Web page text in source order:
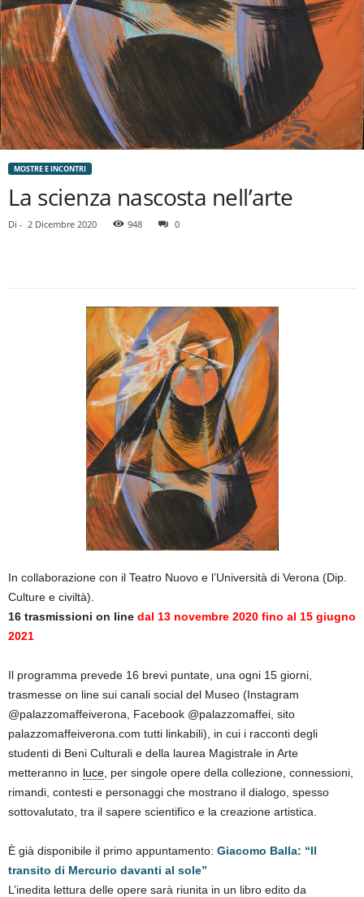
MOSTRE E INCONTRI
La scienza nascosta nell’arte
Di - 2 Dicembre 2020 948 0
In collaborazione con il Teatro Nuovo e l’Università di Verona (Dip.
Culture e civiltà).
16 trasmissioni on line dal 13 novembre 2020 fino al 15 giugno
2021
Il programma prevede 16 brevi puntate, una ogni 15 giorni,
trasmesse on line sui canali social del Museo (Instagram
@palazzomaffeiverona, Facebook @palazzomaffei, sito
palazzomaffeiverona.com tutti linkabili), in cui i racconti degli
studenti di Beni Culturali e della laurea Magistrale in Arte
metteranno in luce , per singole opere della collezione, connessioni,
rimandi, contesti e personaggi che mostrano il dialogo, spesso
sottovalutato, tra il sapere scientifico e la creazione artistica.
È già disponibile il primo appuntamento: Giacomo Balla: “Il
transito di Mercurio davanti al sole”
L’inedita lettura delle opere sarà riunita in un libro edito da